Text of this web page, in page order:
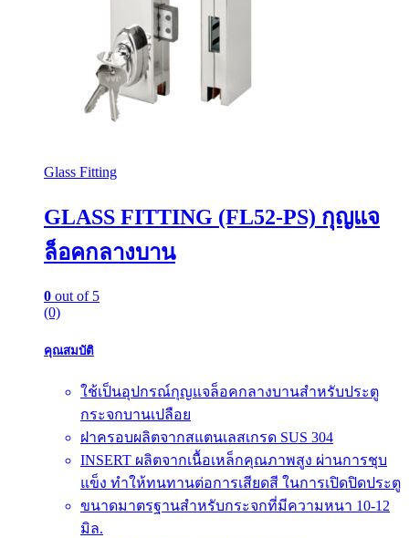
Glass Fitting
GLASS FITTING (FL52-PS) กุญแจ
ล็อคกลางบาน
0 out of 5
(0)
คุณสมบัติ
ใช้เป็นอุปกรณ์กุญแจล็อคกลางบานสำหรับประตู
กระจกบานเปลือย
ฝาครอบผลิตจากสแตนเลสเกรด SUS 304
INSERT ผลิตจากเนื้อเหล็กคุณภาพสูง ผ่านการชุบ
แข็ง ทำให้ทนทานต่อการเสียดสี ในการเปิดปิดประตู
ขนาดมาตรฐานสำหรับกระจกที่มีความหนา 10-12
มิล.